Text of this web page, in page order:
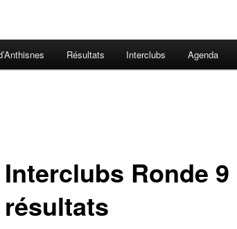
Résultats Interclubs Agenda
Interclubs Ronde 9
résultats